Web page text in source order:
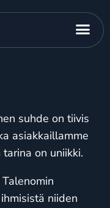
suhde on tiivis
asiakkaillamme
on uniikki.
niiden